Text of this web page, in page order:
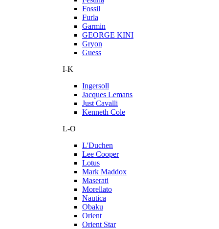
Fossil
Furla
Garmin
GEORGE KINI
Gryon
Guess
I-K
Ingersoll
Jacques Lemans
Just Cavalli
Kenneth Cole
L-O
L'Duchen
Lee Cooper
Lotus
Mark Maddox
Maserati
Morellato
Nautica
Obaku
Orient
Orient Star